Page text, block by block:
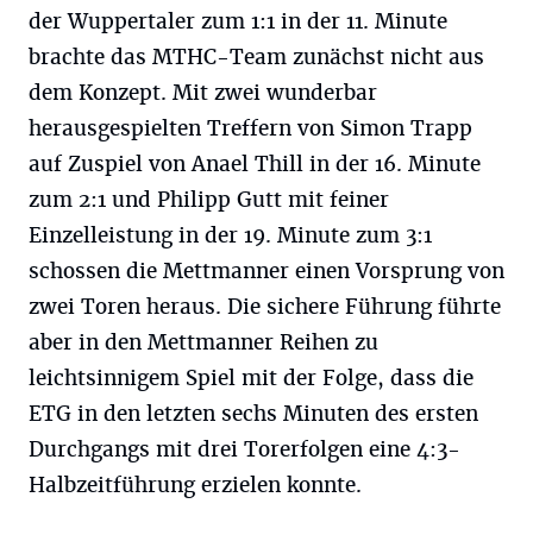
der Wuppertaler zum 1:1 in der 11. Minute
brachte das MTHC-Team zunächst nicht aus
dem Konzept. Mit zwei wunderbar
herausgespielten Treffern von Simon Trapp
auf Zuspiel von Anael Thill in der 16. Minute
zum 2:1 und Philipp Gutt mit feiner
Einzelleistung in der 19. Minute zum 3:1
schossen die Mettmanner einen Vorsprung von
zwei Toren heraus. Die sichere Führung führte
aber in den Mettmanner Reihen zu
leichtsinnigem Spiel mit der Folge, dass die
ETG in den letzten sechs Minuten des ersten
Durchgangs mit drei Torerfolgen eine 4:3-
Halbzeitführung erzielen konnte.